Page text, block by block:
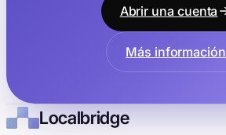
Abrir una cuenta
Más información
Localbridge